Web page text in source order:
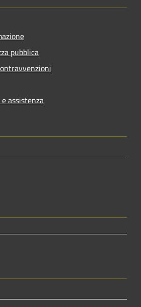
pubblica
assistenza